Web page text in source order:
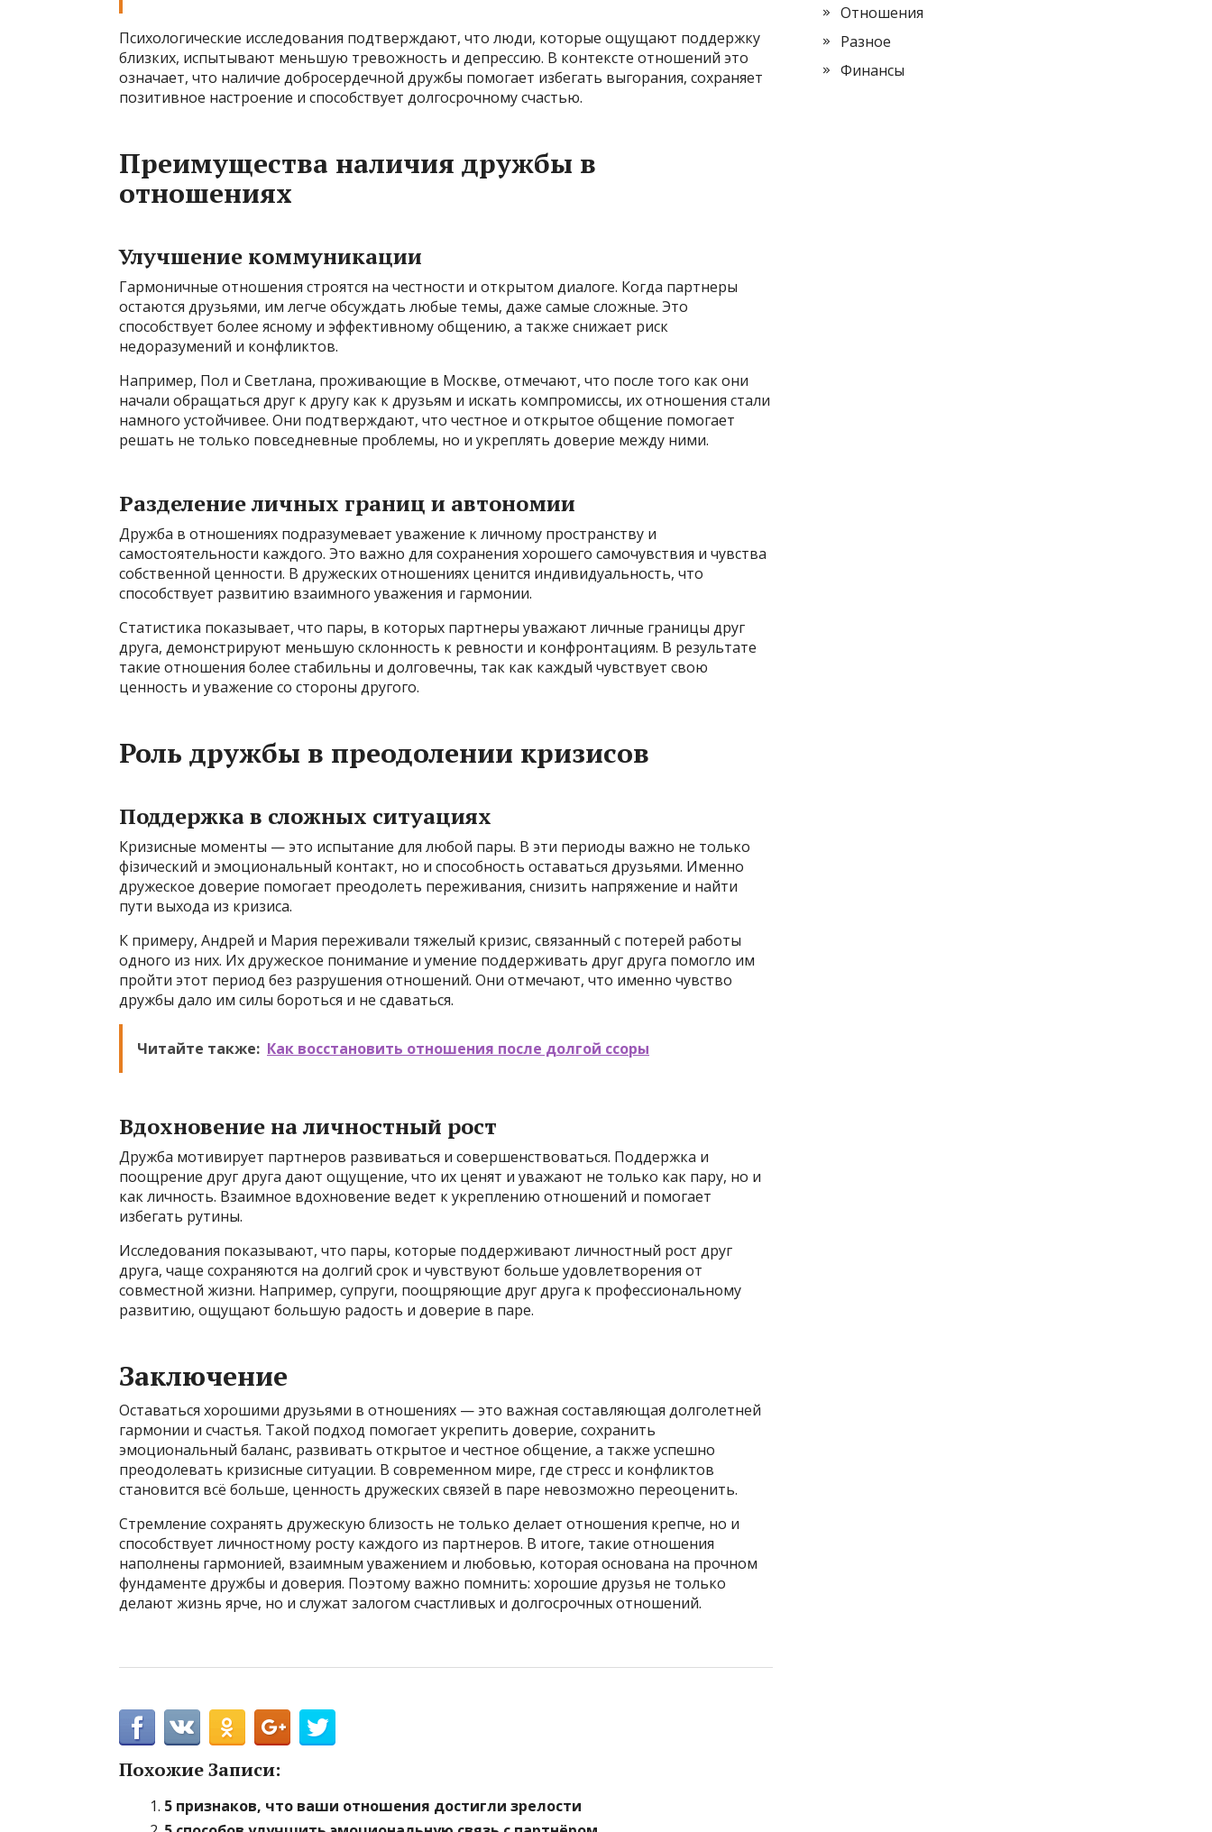
Психологические исследования подтверждают, что люди, которые ощущают поддержку
близких, испытывают меньшую тревожность и депрессию. В контексте отношений это
означает, что наличие добросердечной дружбы помогает избегать выгорания, сохраняет
позитивное настроение и способствует долгосрочному счастью.
Преимущества наличия дружбы в
отношениях
Улучшение коммуникации
Гармоничные отношения строятся на честности и открытом диалоге. Когда партнеры
остаются друзьями, им легче обсуждать любые темы, даже самые сложные. Это
способствует более ясному и эффективному общению, а также снижает риск
недоразумений и конфликтов.
Например, Пол и Светлана, проживающие в Москве, отмечают, что после того как они
начали обращаться друг к другу как к друзьям и искать компромиссы, их отношения стали
намного устойчивее. Они подтверждают, что честное и открытое общение помогает
решать не только повседневные проблемы, но и укреплять доверие между ними.
Разделение личных границ и автономии
Дружба в отношениях подразумевает уважение к личному пространству и
самостоятельности каждого. Это важно для сохранения хорошего самочувствия и чувства
собственной ценности. В дружеских отношениях ценится индивидуальность, что
способствует развитию взаимного уважения и гармонии.
Статистика показывает, что пары, в которых партнеры уважают личные границы друг
друга, демонстрируют меньшую склонность к ревности и конфронтациям. В результате
такие отношения более стабильны и долговечны, так как каждый чувствует свою
ценность и уважение со стороны другого.
Роль дружбы в преодолении кризисов
Поддержка в сложных ситуациях
Кризисные моменты — это испытание для любой пары. В эти периоды важно не только
фізический и эмоциональный контакт, но и способность оставаться друзьями. Именно
дружеское доверие помогает преодолеть переживания, снизить напряжение и найти
пути выхода из кризиса.
К примеру, Андрей и Мария переживали тяжелый кризис, связанный с потерей работы
одного из них. Их дружеское понимание и умение поддерживать друг друга помогло им
пройти этот период без разрушения отношений. Они отмечают, что именно чувство
дружбы дало им силы бороться и не сдаваться.
Читайте также: Как восстановить отношения после долгой ссоры
Вдохновение на личностный рост
Дружба мотивирует партнеров развиваться и совершенствоваться. Поддержка и
поощрение друг друга дают ощущение, что их ценят и уважают не только как пару, но и
как личность. Взаимное вдохновение ведет к укреплению отношений и помогает
избегать рутины.
Исследования показывают, что пары, которые поддерживают личностный рост друг
друга, чаще сохраняются на долгий срок и чувствуют больше удовлетворения от
совместной жизни. Например, супруги, поощряющие друг друга к профессиональному
развитию, ощущают большую радость и доверие в паре.
Заключение
Оставаться хорошими друзьями в отношениях — это важная составляющая долголетней
гармонии и счастья. Такой подход помогает укрепить доверие, сохранить
эмоциональный баланс, развивать открытое и честное общение, а также успешно
преодолевать кризисные ситуации. В современном мире, где стресс и конфликтов
становится всё больше, ценность дружеских связей в паре невозможно переоценить.
Стремление сохранять дружескую близость не только делает отношения крепче, но и
способствует личностному росту каждого из партнеров. В итоге, такие отношения
наполнены гармонией, взаимным уважением и любовью, которая основана на прочном
фундаменте дружбы и доверия. Поэтому важно помнить: хорошие друзья не только
делают жизнь ярче, но и служат залогом счастливых и долгосрочных отношений.
Похожие Записи:
5 признаков, что ваши отношения достигли зрелости
Отношения
Разное
Финансы